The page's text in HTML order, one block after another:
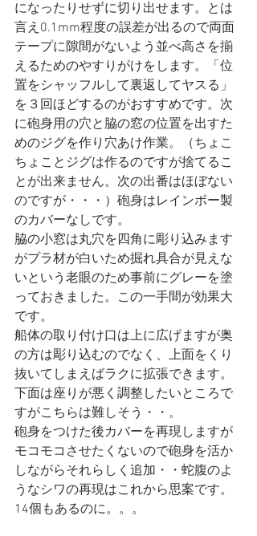
になったりせずに切り出せます。とは
言え0.1mm程度の誤差が出るので両面
テープに隙間がないよう並べ高さを揃
えるためのやすりがけをします。「位
置をシャッフルして裏返してヤスる」
を３回ほどするのがおすすめです。次
に砲身用の穴と脇の窓の位置を出すた
めのジグを作り穴あけ作業。（ちょこ
ちょことジグは作るのですが捨てるこ
とが出来ません。次の出番はほぼない
のですが・・・）砲身はレインボー製
のカバーなしです。
脇の小窓は丸穴を四角に彫り込みます
がプラ材が白いため掘れ具合が見えな
いという老眼のため事前にグレーを塗
っておきました。この一手間が効果大
です。
船体の取り付け口は上に広げますが奥
の方は彫り込むのでなく、上面をくり
抜いてしまえばラクに拡張できます。
下面は座りが悪く調整したいところで
すがこちらは難しそう・・。
砲身をつけた後カバーを再現しますが
モコモコさせたくないので砲身を活か
しながらそれらしく追加・・蛇腹のよ
うなシワの再現はこれから思案です。
14個もあるのに。。。